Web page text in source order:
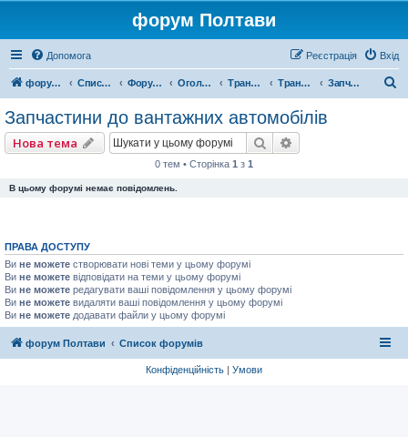
форум Полтави
Допомога Вхід
Реєстрація
форум Полтави Список форумів Форум міста Полтава Оголошення міста Полтава Транспорт СТО Транспортні засоби Запчастини до вантажних автомобілів
Запчастини до вантажних автомобілів
Нова тема Пошук
0 тем • Сторінка 1 з 1
В цьому форумі немає повідомлень.
ПРАВА ДОСТУПУ
Ви не можете створювати нові теми у цьому форумі
Ви не можете відповідати на теми у цьому форумі
Ви не можете редагувати ваші повідомлення у цьому форумі
Ви не можете видаляти ваші повідомлення у цьому форумі
Ви не можете додавати файли у цьому форумі
форум Полтави Список форумів
Конфіденційність | Умови